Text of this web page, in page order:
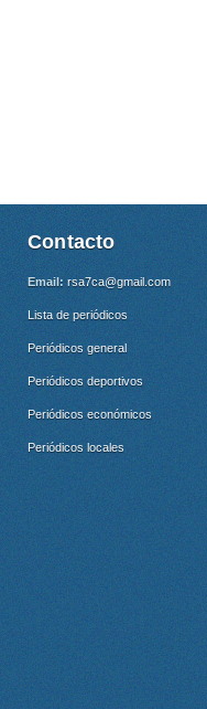
Contacto
Email: rsa7ca@gmail.com
Lista de periódicos
Periódicos general
Periódicos deportivos
Periódicos económicos
Periódicos locales